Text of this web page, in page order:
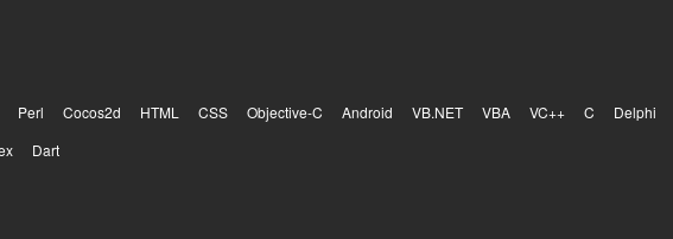
Perl Cocos2d HTML CSS Objective-C Android VB.NET VBA VC++ C Delphi
Dart